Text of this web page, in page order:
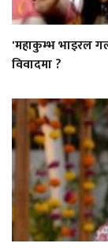
'महाकुम्भ भाइरल
विवादमा ?